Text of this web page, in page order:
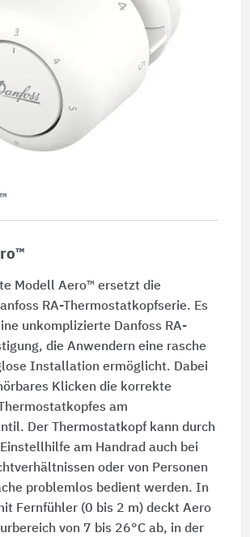
Modell Aero™ ersetzt die
RA-Thermostatkopfserie. Es
unkomplizierte Danfoss RA-
die Anwendern eine rasche
Installation ermöglicht. Dabei
Klicken die korrekte
am
Der Thermostatkopf kann durch
am Handrad auch bei
oder von Personen
problemlos bedient werden. In
Fernfühler (0 bis 2 m) deckt Aero
von 7 bis 26°C ab, in der